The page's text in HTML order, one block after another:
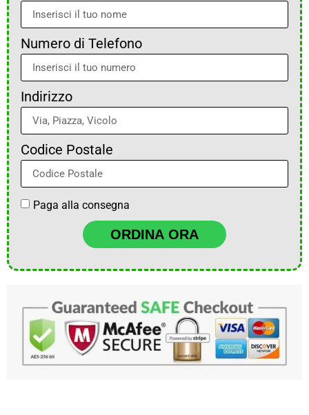
Numero di Telefono
Indirizzo
Codice Postale
Paga alla consegna
ORDINA ORA